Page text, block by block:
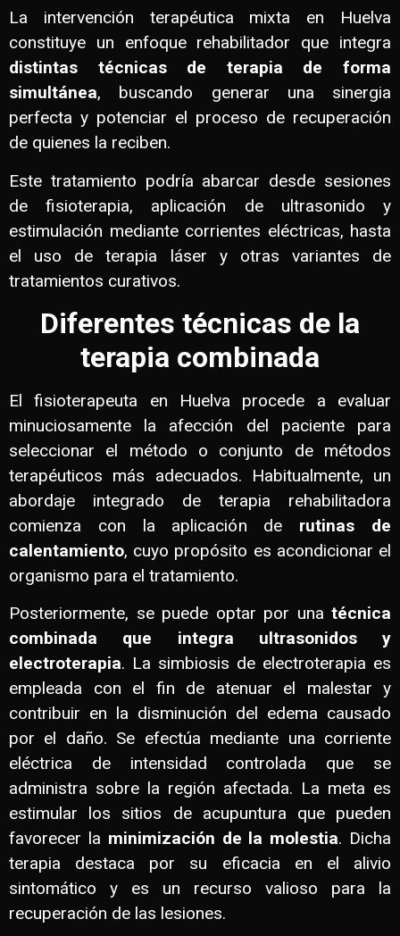
La intervención terapéutica mixta en Huelva
constituye un enfoque rehabilitador que integra
distintas técnicas de terapia de forma
simultánea, buscando generar una sinergia
perfecta y potenciar el proceso de recuperación
de quienes la reciben.
Este tratamiento podría abarcar desde sesiones
de fisioterapia, aplicación de ultrasonido y
estimulación mediante corrientes eléctricas, hasta
el uso de terapia láser y otras variantes de
tratamientos curativos.
Diferentes técnicas de la
terapia combinada
El fisioterapeuta en Huelva procede a evaluar
minuciosamente la afección del paciente para
seleccionar el método o conjunto de métodos
terapéuticos más adecuados. Habitualmente, un
abordaje integrado de terapia rehabilitadora
comienza con la aplicación de rutinas de
calentamiento, cuyo propósito es acondicionar el
organismo para el tratamiento.
Posteriormente, se puede optar por una técnica
combinada que integra ultrasonidos y
electroterapia. La simbiosis de electroterapia es
empleada con el fin de atenuar el malestar y
contribuir en la disminución del edema causado
por el daño. Se efectúa mediante una corriente
eléctrica de intensidad controlada que se
administra sobre la región afectada. La meta es
estimular los sitios de acupuntura que pueden
favorecer la minimización de la molestia. Dicha
terapia destaca por su eficacia en el alivio
sintomático y es un recurso valioso para la
recuperación de las lesiones.